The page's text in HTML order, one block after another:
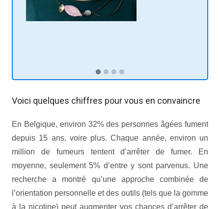
Voici quelques chiffres pour vous en convaincre
En Belgique, environ 32% des personnes âgées fument
depuis 15 ans, voire plus. Chaque année, environ un
million de fumeurs tentent d’arrêter de fumer. En
moyenne, seulement 5% d’entre y sont parvenus. Une
recherche a montré qu’une approche combinée de
l’orientation personnelle et des outils (tels que la gomme
à la nicotine) peut augmenter vos chances d’arrêter de